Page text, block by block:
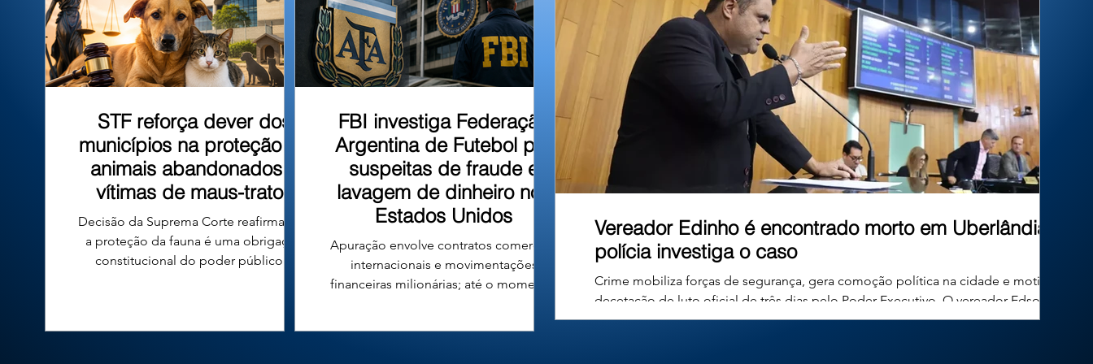
que tombou em um barranco às
inéditos. Mas afinal, existe algum limite para
essa criatividade? No Brasil, um
STF reforça dever dos
municípios na proteção de
animais abandonados e
vítimas de maus-tratos
Decisão da Suprema Corte reafirma que
a proteção da fauna é uma obrigação
constitucional do poder público e
FBI investiga Federação
Argentina de Futebol por
suspeitas de fraude e
lavagem de dinheiro nos
Estados Unidos
Apuração envolve contratos comerciais
internacionais e movimentações
financeiras milionárias; até o momento,
condenações contra a entidade ou seus
Vereador Edinho é encontrado morto em Uberlândia;
polícia investiga o caso
Crime mobiliza forças de segurança, gera comoção política na cidade e motiva
decetação de luto oficial de três dias pelo Poder Executivo. O vereador Edson
Carvalho Ferreira, de 49 anos, conhecido publicamente como Edinho Combate ao